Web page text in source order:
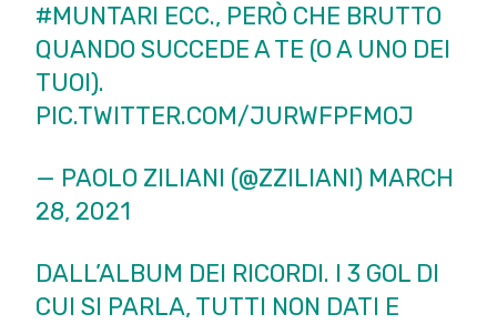
#MUNTARI ECC., PERÒ CHE BRUTTO
QUANDO SUCCEDE A TE (O A UNO DEI
TUOI).
PIC.TWITTER.COM/JURWFPFMOJ
— PAOLO ZILIANI (@ZZILIANI) MARCH
28, 2021
DALL’ALBUM DEI RICORDI. I 3 GOL DI
CUI SI PARLA, TUTTI NON DATI E